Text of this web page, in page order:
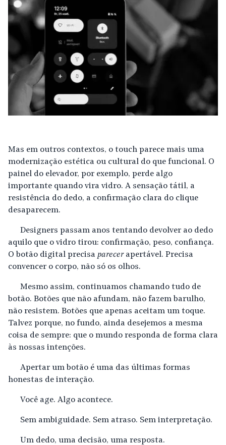
Mas em outros contextos, o touch parece mais uma
modernização estética ou cultural do que funcional. O
painel do elevador, por exemplo, perde algo
importante quando vira vidro. A sensação tátil, a
resistência do dedo, a confirmação clara do clique
desaparecem.
Designers passam anos tentando devolver ao dedo
aquilo que o vidro tirou: confirmação, peso, confiança.
O botão digital precisa parecerapertável. Precisa
convencer o corpo, não só os olhos.
Mesmo assim, continuamos chamando tudo de
botão. Botões que não afundam, não fazem barulho,
não resistem. Botões que apenas aceitam um toque.
Talvez porque, no fundo, ainda desejemos a mesma
coisa de sempre: que o mundo responda de forma clara
às nossas intenções.
Apertar um botão é uma das últimas formas
honestas de interação.
Você age. Algo acontece.
Sem ambiguidade. Sem atraso. Sem interpretação.
Um dedo, uma decisão, uma resposta.